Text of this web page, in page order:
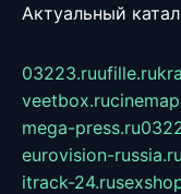
Актуальный
03223.ruufille.ru
veetbox.ru
mega-press.ru
eurovision-russia.ru
itrack-24.ru